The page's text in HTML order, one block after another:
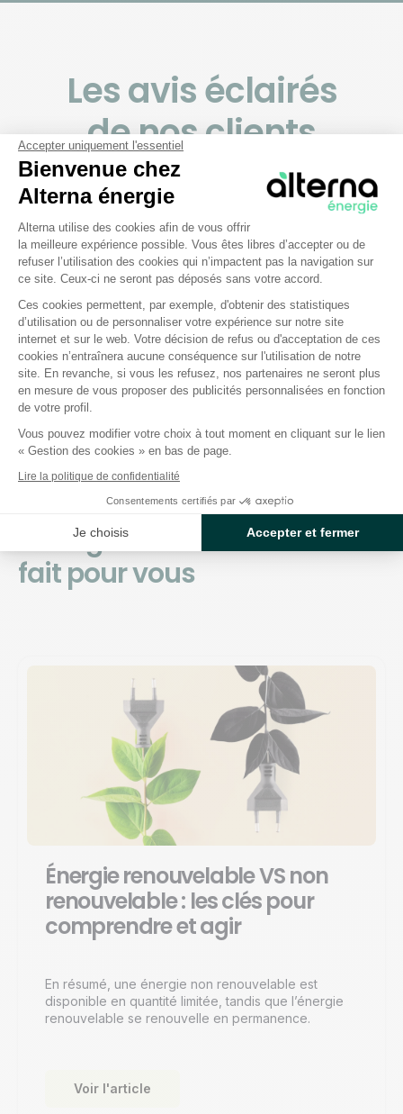
Les avis éclairés
de nos clients
Les bons comptes font les bons avis ! Découvrez les
retours authentiques de nos clients, soigneusement
collectés par la plateforme Avis Vérifiés.
L’énergie verte, ça vous
branche ?
Alors notreblogsur
l'énergie renouvelable est
fait pour vous
Énergie renouvelable VS non
renouvelable : les clés pour
comprendre et agir
En résumé, une énergie non renouvelable est
disponible en quantité limitée, tandis que l’énergie
renouvelable se renouvelle en permanence.
Voir l'article
Accepter uniquement l'essentiel
Bienvenue chez
Alterna énergie
Plateforme de Gestion du
Alterna utilise des cookies afin de vous offrir
la meilleure expérience possible. Vous êtes libres d’accepter ou de
refuser l’utilisation des cookies qui n’impactent pas la navigation sur
ce site. Ceux-ci ne seront pas déposés sans votre accord.
Ces cookies permettent, par exemple, d'obtenir des statistiques
d’utilisation ou de personnaliser votre expérience sur notre site
internet et sur le web. Votre décision de refus ou d'acceptation de ces
cookies n’entraînera aucune conséquence sur l'utilisation de notre
site. En revanche, si vous les refusez, nos partenaires ne seront plus
en mesure de vous proposer des publicités personnalisées en fonction
de votre profil.
Vous pouvez modifier votre choix à tout moment en cliquant sur le lien
« Gestion des cookies » en bas de page.
Lire la politique de confidentialité
Consentements certifiés par
Je choisis Accepter et fermer
Axeptio consent